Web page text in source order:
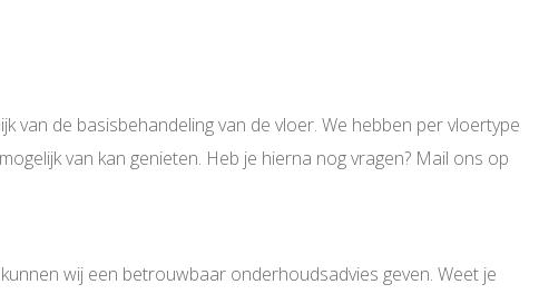
van de basisbehandeling van de vloer. We hebben per vloertype
van kan genieten. Heb je hierna nog vragen? Mail ons op
wij een betrouwbaar onderhoudsadvies geven. Weet je